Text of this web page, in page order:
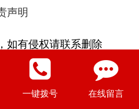
声明
如有侵权请联系删除
一键拨号 在线留言